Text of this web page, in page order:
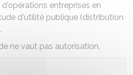
entreprises en
d'utilité publique (distribution
ne vaut pas autorisation.